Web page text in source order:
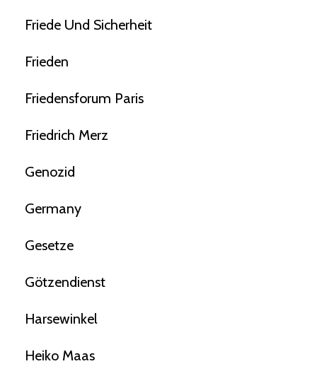
Friede Und Sicherheit
Frieden
Friedensforum Paris
Friedrich Merz
Genozid
Germany
Gesetze
Götzendienst
Harsewinkel
Heiko Maas